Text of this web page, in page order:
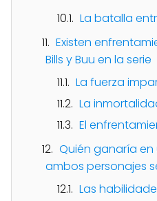
La batalla
Existen
Bills y Buu en la serie
La fuerza
La
El
Quién ganaría
ambos personajes
Las